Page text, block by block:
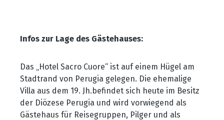
Infos zur Lage des Gästehauses:
Das „Hotel Sacro Cuore“ ist auf einem Hügel am
Stadtrand von Perugia gelegen. Die ehemalige
Villa aus dem 19. Jh.befindet sich heute im Besitz
der Diözese Perugia und wird vorwiegend als
Gästehaus für Reisegruppen, Pilger und als